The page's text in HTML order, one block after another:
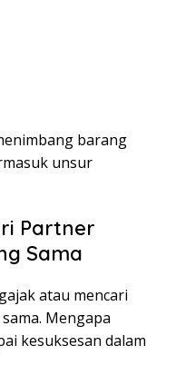
barang
unsur
Partner
Sama
atau mencari
Mengapa
kesuksesan dalam